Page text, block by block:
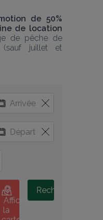
de 50%
de location
de pêche de
(sauf juillet et
Afficher
la
Rechercher